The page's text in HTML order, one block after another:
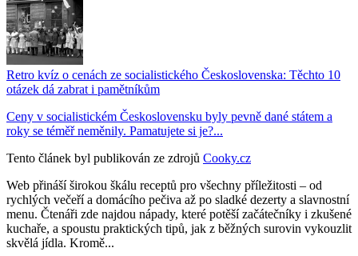
Retro kvíz o cenách ze socialistického Československa: Těchto 10
otázek dá zabrat i pamětníkům
Ceny v socialistickém Československu byly pevně dané státem a
roky se téměř neměnily. Pamatujete si je?...
Tento článek byl publikován ze zdrojů Cooky.cz
Web přináší širokou škálu receptů pro všechny příležitosti – od
rychlých večeří a domácího pečiva až po sladké dezerty a slavnostní
menu. Čtenáři zde najdou nápady, které potěší začátečníky i zkušené
kuchaře, a spoustu praktických tipů, jak z běžných surovin vykouzlit
skvělá jídla. Kromě...